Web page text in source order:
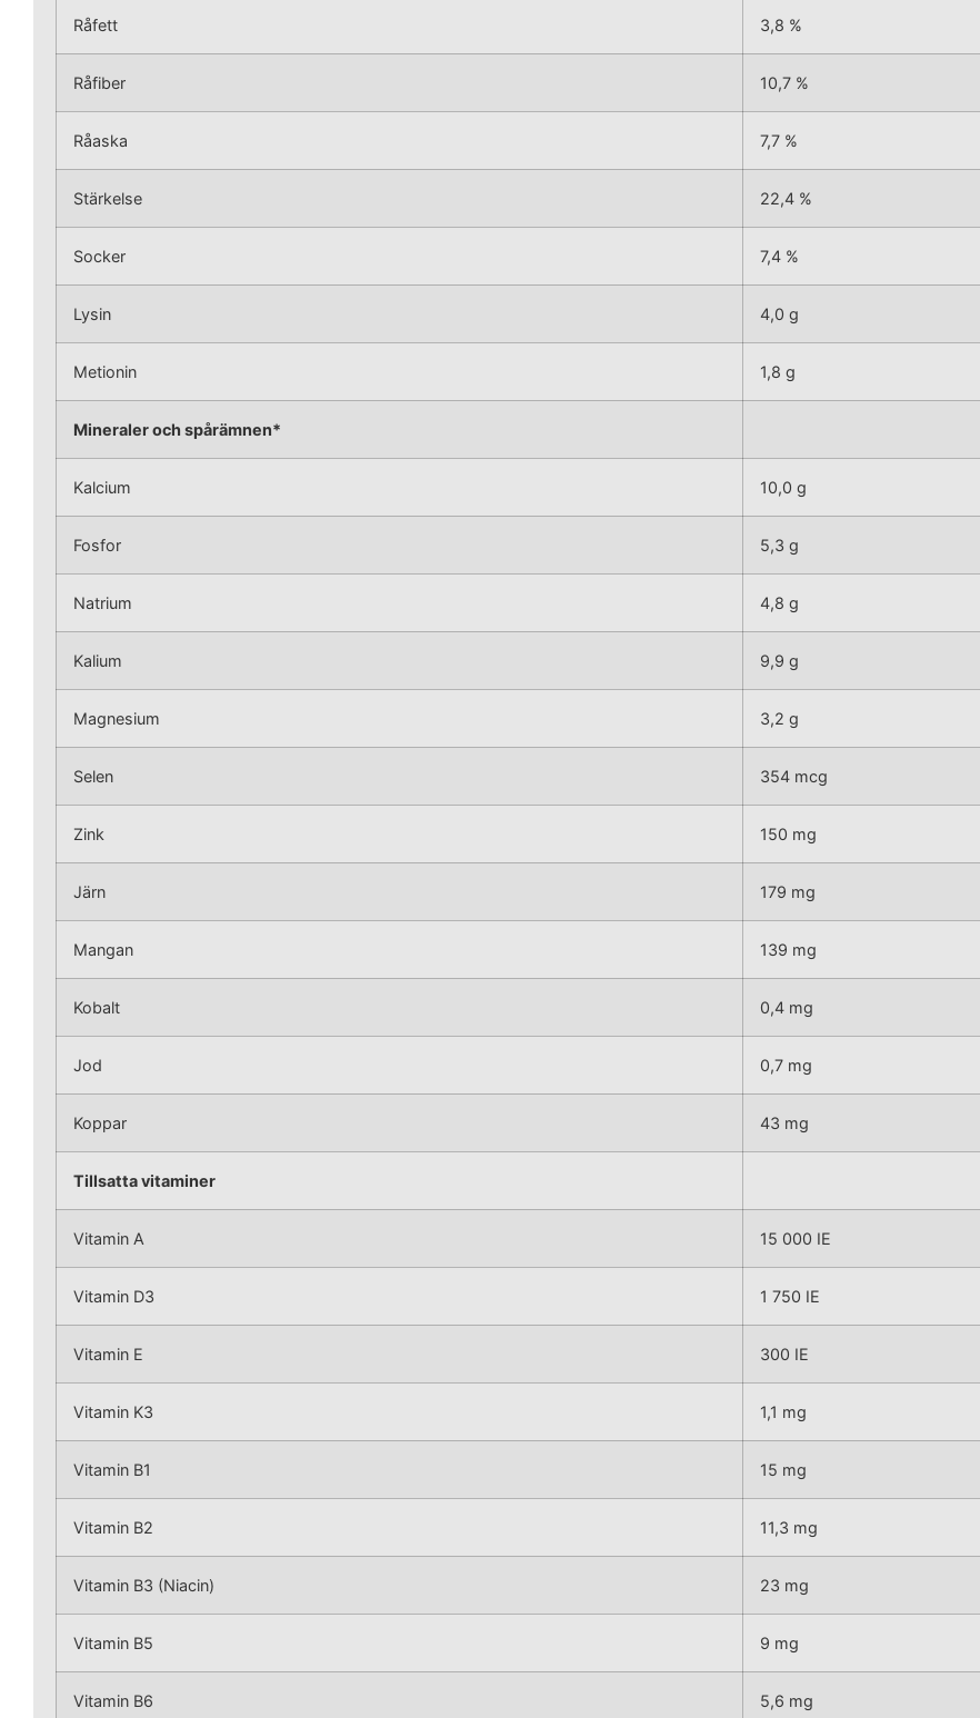
Råfett 3,8 %
Råfiber 10,7 %
Råaska 7,7 %
Stärkelse 22,4 %
Socker 7,4 %
Lysin 4,0 g
Metionin 1,8 g
Mineraler och spårämnen*
Kalcium 10,0 g
Fosfor 5,3 g
Natrium 4,8 g
Kalium 9,9 g
Magnesium 3,2 g
Selen 354 mcg
Zink 150 mg
Järn 179 mg
Mangan 139 mg
Kobalt 0,4 mg
Jod 0,7 mg
Koppar 43 mg
Tillsatta vitaminer
Vitamin A 15 000 IE
Vitamin D3 1 750 IE
Vitamin E 300 IE
Vitamin K3 1,1 mg
Vitamin B1 15 mg
Vitamin B2 11,3 mg
Vitamin B3 (Niacin) 23 mg
Vitamin B5 9 mg
Vitamin B6 5,6 mg